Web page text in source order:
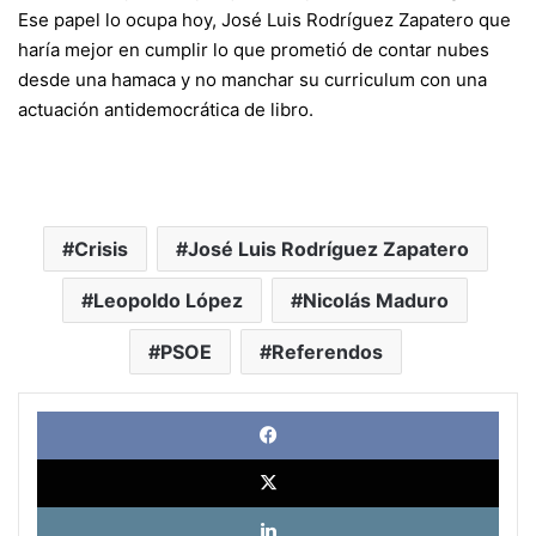
Ese papel lo ocupa hoy, José Luis Rodríguez Zapatero que
haría mejor en cumplir lo que prometió de contar nubes
desde una hamaca y no manchar su curriculum con una
actuación antidemocrática de libro.
Crisis José Luis Rodríguez Zapatero
Leopoldo López Nicolás Maduro
PSOE Referendos
X